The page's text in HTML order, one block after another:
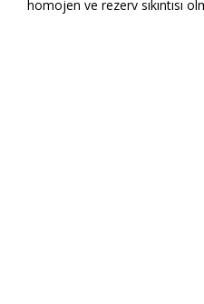
homojen ve rezerv sıkıntısı